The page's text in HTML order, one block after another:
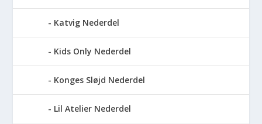
Katvig Nederdel
Kids Only Nederdel
Konges Sløjd Nederdel
Lil Atelier Nederdel